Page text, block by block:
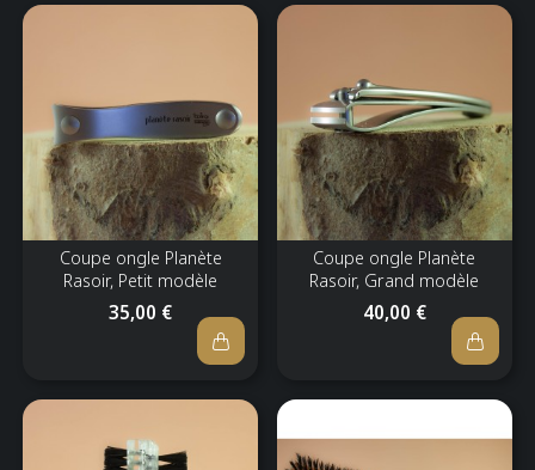
Coupe ongle Planète
Rasoir, Petit modèle
35,00 €
Coupe ongle Planète
Rasoir, Grand modèle
40,00 €